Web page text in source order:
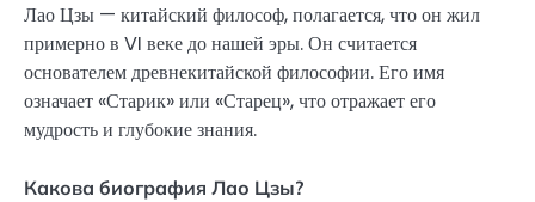
Лао Цзы — китайский философ, полагается, что он жил
примерно в VI веке до нашей эры. Он считается
основателем древнекитайской философии. Его имя
означает «Старик» или «Старец», что отражает его
мудрость и глубокие знания.
Какова биография Лао Цзы?